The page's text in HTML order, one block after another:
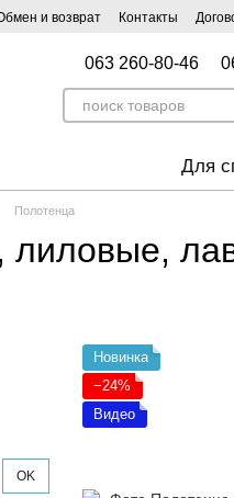
и возврат Контакты
063 260-80-46
Для
Полотенца
лиловые,
Новинка
−24%
Видео
OK